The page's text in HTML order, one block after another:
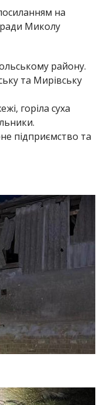
на
Миколу
району.
та Мирівську
горіла суха
підприємство та